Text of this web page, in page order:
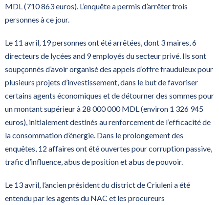
MDL (710 863 euros). L’enquête a permis d’arrêter trois
personnes à ce jour.
Le 11 avril, 19 personnes ont été arrêtées, dont 3 maires, 6
directeurs de lycées and 9 employés du secteur privé. Ils sont
soupçonnés d’avoir organisé des appels d’offre frauduleux pour
plusieurs projets d’investissement, dans le but de favoriser
certains agents économiques et de détourner des sommes pour
un montant supérieur à 28 000 000 MDL (environ 1 326 945
euros), initialement destinés au renforcement de l’efficacité de
la consommation d’énergie. Dans le prolongement des
enquêtes, 12 affaires ont été ouvertes pour corruption passive,
trafic d’influence, abus de position et abus de pouvoir.
Le 13 avril, l’ancien président du district de Criuleni a été
entendu par les agents du NAC et les procureurs